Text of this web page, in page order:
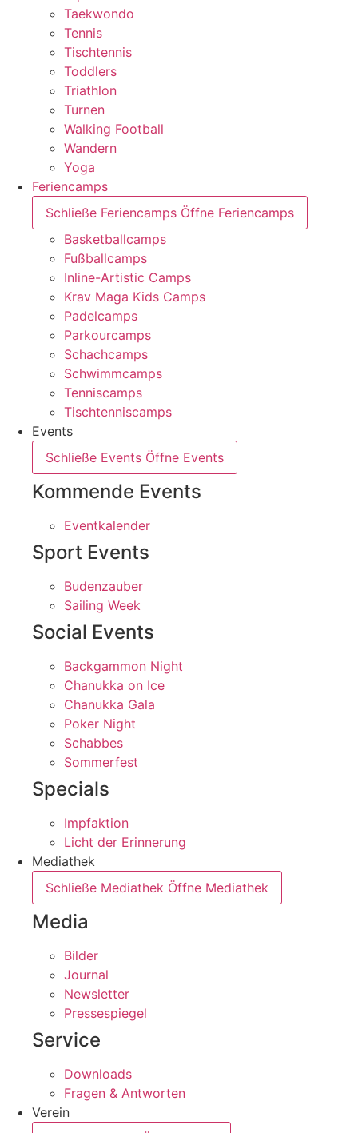
Taekwondo
Tennis
Tischtennis
Toddlers
Triathlon
Turnen
Walking Football
Wandern
Yoga
Feriencamps
Schließe Feriencamps Öffne Feriencamps
Basketballcamps
Fußballcamps
Inline-Artistic Camps
Krav Maga Kids Camps
Padelcamps
Parkourcamps
Schachcamps
Schwimmcamps
Tenniscamps
Tischtenniscamps
Events
Schließe Events Öffne Events
Kommende Events
Eventkalender
Sport Events
Budenzauber
Sailing Week
Social Events
Backgammon Night
Chanukka on Ice
Chanukka Gala
Poker Night
Schabbes
Sommerfest
Specials
Impfaktion
Licht der Erinnerung
Mediathek
Schließe Mediathek Öffne Mediathek
Media
Bilder
Journal
Newsletter
Pressespiegel
Service
Downloads
Fragen & Antworten
Verein